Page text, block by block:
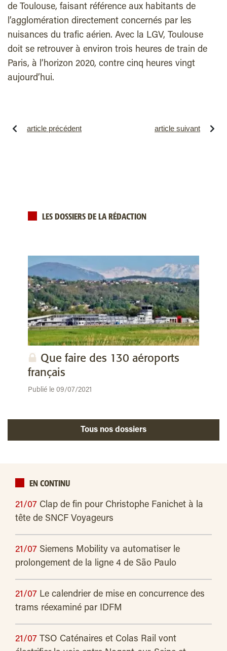
de Toulouse, faisant référence aux habitants de
l’agglomération directement concernés par les
nuisances du trafic aérien. Avec la LGV, Toulouse
doit se retrouver à environ trois heures de train de
Paris, à l’horizon 2020, contre cinq heures vingt
aujourd’hui.
article précédent article suivant
LES DOSSIERS DE LA RÉDACTION
Que faire des 130 aéroports
français
Publié le 09/07/2021
Tous nos dossiers
EN CONTINU
21/07 Clap de fin pour Christophe Fanichet à la
tête de SNCF Voyageurs
21/07 Siemens Mobility va automatiser le
prolongement de la ligne 4 de São Paulo
21/07 Le calendrier de mise en concurrence des
trams réexaminé par IDFM
21/07 TSO Caténaires et Colas Rail vont